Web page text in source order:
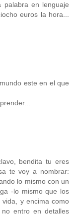
en lenguaje
euros la hora...
este en el que
bendita tu eres
te voy a nombrar:
lo mismo con un
-lo mismo que los
y encima como
entro en detalles